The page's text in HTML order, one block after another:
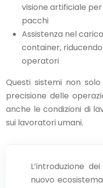
visione artificiale
pacchi
Assistenza nel
container,
operatori
Questi sistemi non
precisione delle
anche le condizioni di
sui lavoratori umani.
L’introduzione
nuovo